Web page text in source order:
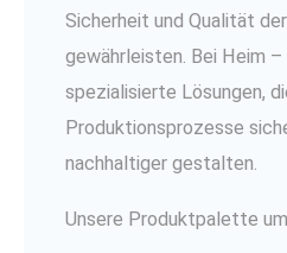
Sicherheit und Qualität
gewährleisten. Bei Heim
spezialisierte Lösungen,
Produktionsprozesse
nachhaltiger gestalten.
Unsere Produktpalette